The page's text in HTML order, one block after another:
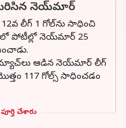
మెరిసిన నెయ్‌మార్‌
లీగ్ 1 గోల్‌ను సాధించి
పోటీల్లో నెయ్‌మార్ 25
మ్యాచ్‌లు ఆడిన నెయ్‌మార్ లీగ్
117 గోల్స్ సాధించడం
పూర్తి చేశారు